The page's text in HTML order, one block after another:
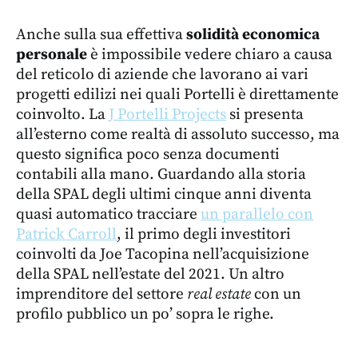
Anche sulla sua effettivasolidità economica
personaleè impossibile vedere chiaro a causa
del reticolo di aziende che lavorano ai vari
progetti edilizi nei quali Portelli è direttamente
coinvolto. La J Portelli Projects si presenta
all’esterno come realtà di assoluto successo, ma
questo significa poco senza documenti
contabili alla mano. Guardando alla storia
della SPAL degli ultimi cinque anni diventa
quasi automatico tracciare un parallelo con
Patrick Carroll, il primo degli investitori
coinvolti da Joe Tacopina nell’acquisizione
della SPAL nell’estate del 2021. Un altro
imprenditore del settore real estatecon un
profilo pubblico un po’ sopra le righe.